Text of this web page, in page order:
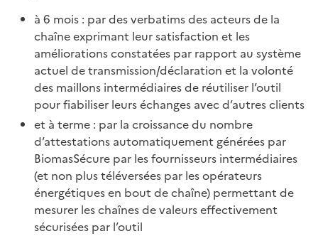
à 6 mois : par des verbatims des acteurs de la
chaîne exprimant leur satisfaction et les
améliorations constatées par rapport au système
actuel de transmission/déclaration et la volonté
des maillons intermédiaires de réutiliser l’outil
pour fiabiliser leurs échanges avec d’autres clients
et à terme : par la croissance du nombre
d’attestations automatiquement générées par
BiomasSécure par les fournisseurs intermédiaires
(et non plus téléversées par les opérateurs
énergétiques en bout de chaîne) permettant de
mesurer les chaînes de valeurs effectivement
sécurisées par l’outil